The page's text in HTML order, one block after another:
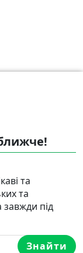
та
та
завжди під
Знайти